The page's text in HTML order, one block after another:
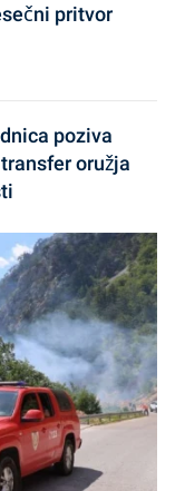
pritvor
poziva
oružja